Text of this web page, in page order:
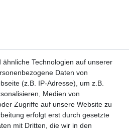
Technologien auf unserer
Daten von
(z.B. IP-Adresse), um z.B.
Medien von
Zugriffe auf unsere Website zu
erfolgt erst durch gesetzte
mit Dritten, die wir in den